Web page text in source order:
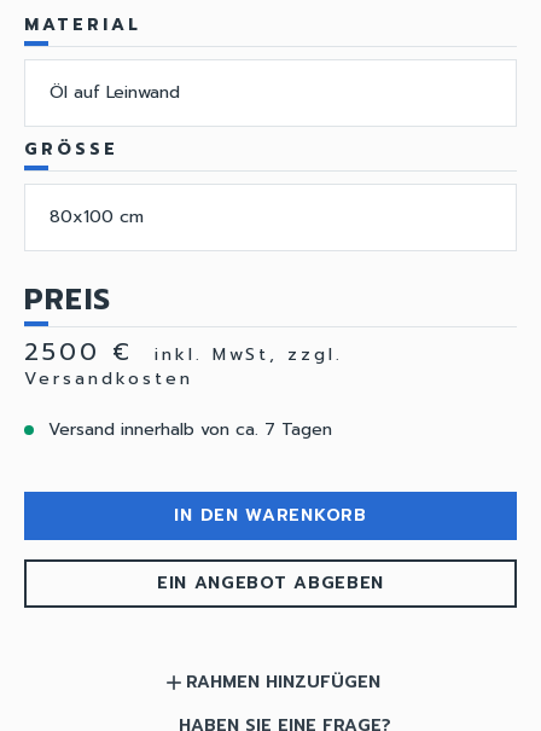
MATERIAL
Öl auf Leinwand
GRÖSSE
80x100 cm
PREIS
2500 €
inkl. MwSt, zzgl.
Versandkosten
Versand innerhalb von ca. 7 Tagen
IN DEN WARENKORB
EIN ANGEBOT ABGEBEN
add RAHMEN HINZUFÜGEN
HABEN SIE EINE FRAGE?